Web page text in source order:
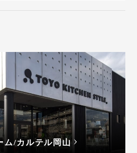
ム/カルテル岡山